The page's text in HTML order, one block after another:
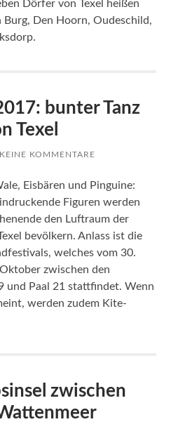
Dörfer von Texel heißen
Burg, Den Hoorn, Oudeschild,
bunter Tanz
Texel
KEINE KOMMENTARE
Eisbären und Pinguine:
Figuren werden
den Luftraum der
bevölkern. Anlass ist die
welches vom 30.
zwischen den
und Paal 21 stattfindet. Wenn
werden zudem Kite-
zwischen